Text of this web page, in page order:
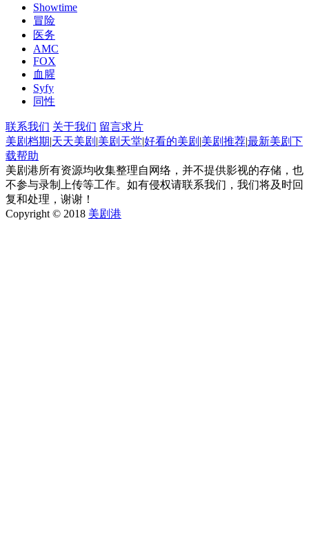
Showtime
冒险
医务
AMC
FOX
血腥
Syfy
同性
联系我们 关于我们 留言求片
美剧档期|天天美剧 |美剧天堂|好看的美剧 |美剧推荐|最新美剧下
载帮助
美剧港所有资源均收集整理自网络，并不提供影视的存储，也
不参与录制上传等工作。如有侵权请联系我们，我们将及时回
复和处理，谢谢！
Copyright © 2018 美剧港